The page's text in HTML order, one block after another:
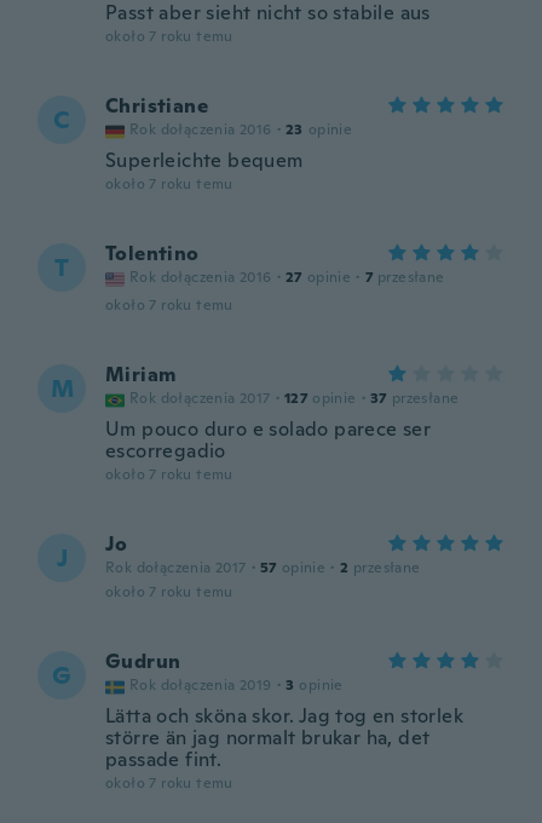
Passt aber sieht nicht so stabile aus
około 7 roku temu
C Christiane
Rok dołączenia 2016 · 23 opinie
Superleichte bequem
około 7 roku temu
T Tolentino
Rok dołączenia 2016 · 27 opinie · 7 przesłane
około 7 roku temu
M Miriam
Rok dołączenia 2017 · 127 opinie · 37 przesłane
Um pouco duro e solado parece ser
escorregadio
około 7 roku temu
J Jo
Rok dołączenia 2017 · 57 opinie · 2 przesłane
około 7 roku temu
G Gudrun
Rok dołączenia 2019 · 3 opinie
Lätta och sköna skor. Jag tog en storlek
större än jag normalt brukar ha, det
passade fint.
około 7 roku temu